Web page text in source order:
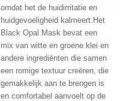
omdat het de huidirritatie en
huidgevoeligheid kalmeert.Het
Black Opal Mask bevat een
mix van witte en groene klei en
andere ingrediënten die samen
een romige textuur creëren, die
gemakkelijk aan te brengen is
en comfortabel aanvoelt op de